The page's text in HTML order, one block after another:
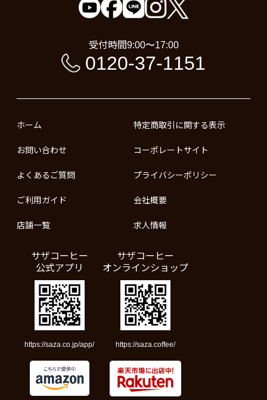
受付時間9:00〜17:00
0120-37-1151
ホーム
お問い合わせ
よくあるご質問
ご利用ガイド
店舗一覧
特定商取引に関する表示
コーポレートサイト
プライバシーポリシー
会社概要
求人情報
サザコーヒー
公式アプリ
https://saza.co.jp/app/
サザコーヒー
オンラインショップ
https://saza.coffee/